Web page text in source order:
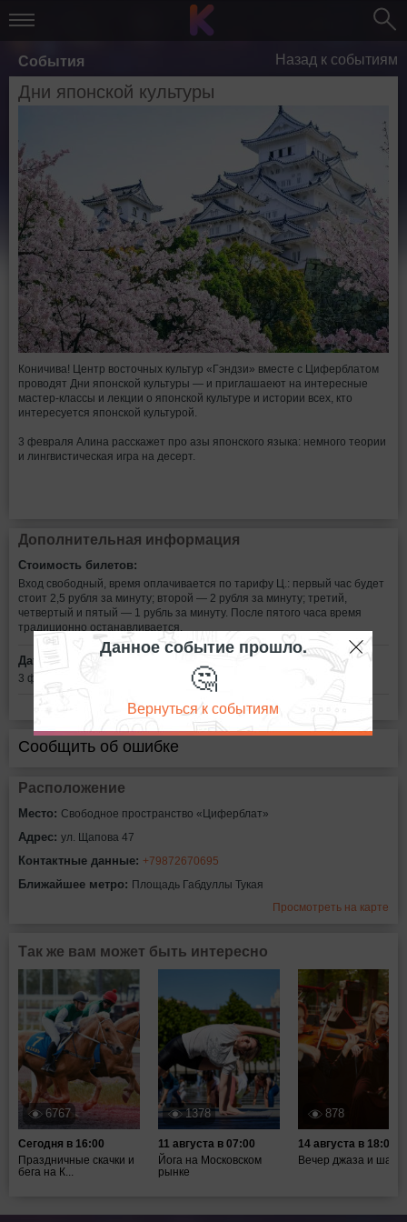
События Назад к событиям
Дни японской культуры
Коничива! Центр восточных культур «Гэндзи» вместе с Циферблатом
проводят Дни японской культуры — и приглашаеют на интересные
мастер-классы и лекции о японской культуре и истории всех, кто
интересуется японской культурой.
3 февраля Алина расскажет про азы японского языка: немного теории
и лингвистическая игра на десерт.
Дополнительная информация
Стоимость билетов:
Вход свободный, время оплачивается по тарифу Ц.: первый час будет
стоит 2,5 рубля за минуту; второй — 2 рубля за минуту; третий,
четвертый и пятый — 1 рубль за минуту. После пятого часа время
традиционно останавливается.
Дата:
3 февраля в 18:00
Сообщить об ошибке
Расположение
Место: Свободное пространство «Циферблат»
Адрес: ул. Щапова 47
Контактные данные: +79872670695
Ближайшее метро: Площадь Габдуллы Тукая
Просмотреть на карте
Так же вам может быть интересно
6767
Сегодня в 16:00
Праздничные скачки и
бега на К...
1378
11 августа в 07:00
Йога на Московском
рынке
878
14 августа в 18:00
Вечер джаза и
Данное событие прошло.
🤔
Вернуться к событиям